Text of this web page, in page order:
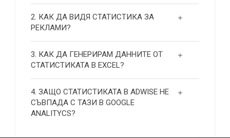
2. КАК ДА ВИДЯ СТАТИСТИКА ЗА
РЕКЛАМИ?
3. КАК ДА ГЕНЕРИРАМ ДАННИТЕ ОТ
СТАТИСТИКАТА В EXCEL?
4. ЗАЩО СТАТИСТИКАТА В ADWISE НЕ
СЪВПАДА С ТАЗИ В GOOGLE
ANALITYCS?